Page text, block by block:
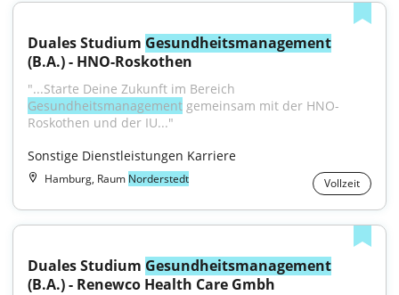
Duales Studium Gesundheitsmanagement
(B.A.) - HNO-Roskothen
Gesundheitsmanagement gemeinsam mit der HNO-
Roskothen und der IU..."
Sonstige Dienstleistungen Karriere
Hamburg, Raum Norderstedt Vollzeit
Duales Studium Gesundheitsmanagement
(B.A.) - Renewco Health Care Gmbh